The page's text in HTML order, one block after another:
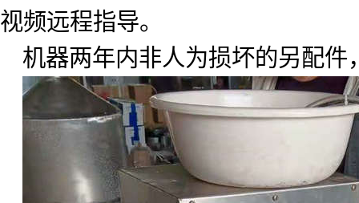
视频远程指导。
机器两年内非人为损坏的另配件